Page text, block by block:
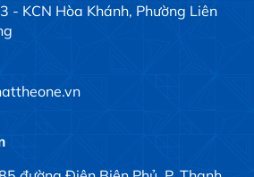
- KCN Hòa Khánh, Phường Liên